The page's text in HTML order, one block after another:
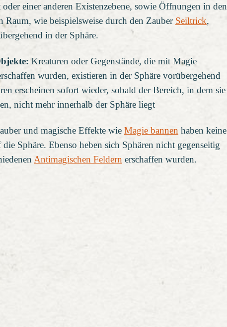
oder einer anderen Existenzebene, sowie Öffnungen in den
Raum, wie beispielsweise durch den Zauber Seiltrick,
in der Sphäre.
Kreaturen oder Gegenstände, die mit Magie
wurden, existieren in der Sphäre vorübergehend
erscheinen sofort wieder, sobald der Bereich, in dem sie
nicht mehr innerhalb der Sphäre liegt
und magische Effekte wie Magie bannen haben keine
Sphäre. Ebenso heben sich Sphären nicht gegenseitig
Antimagischen Feldern erschaffen wurden.